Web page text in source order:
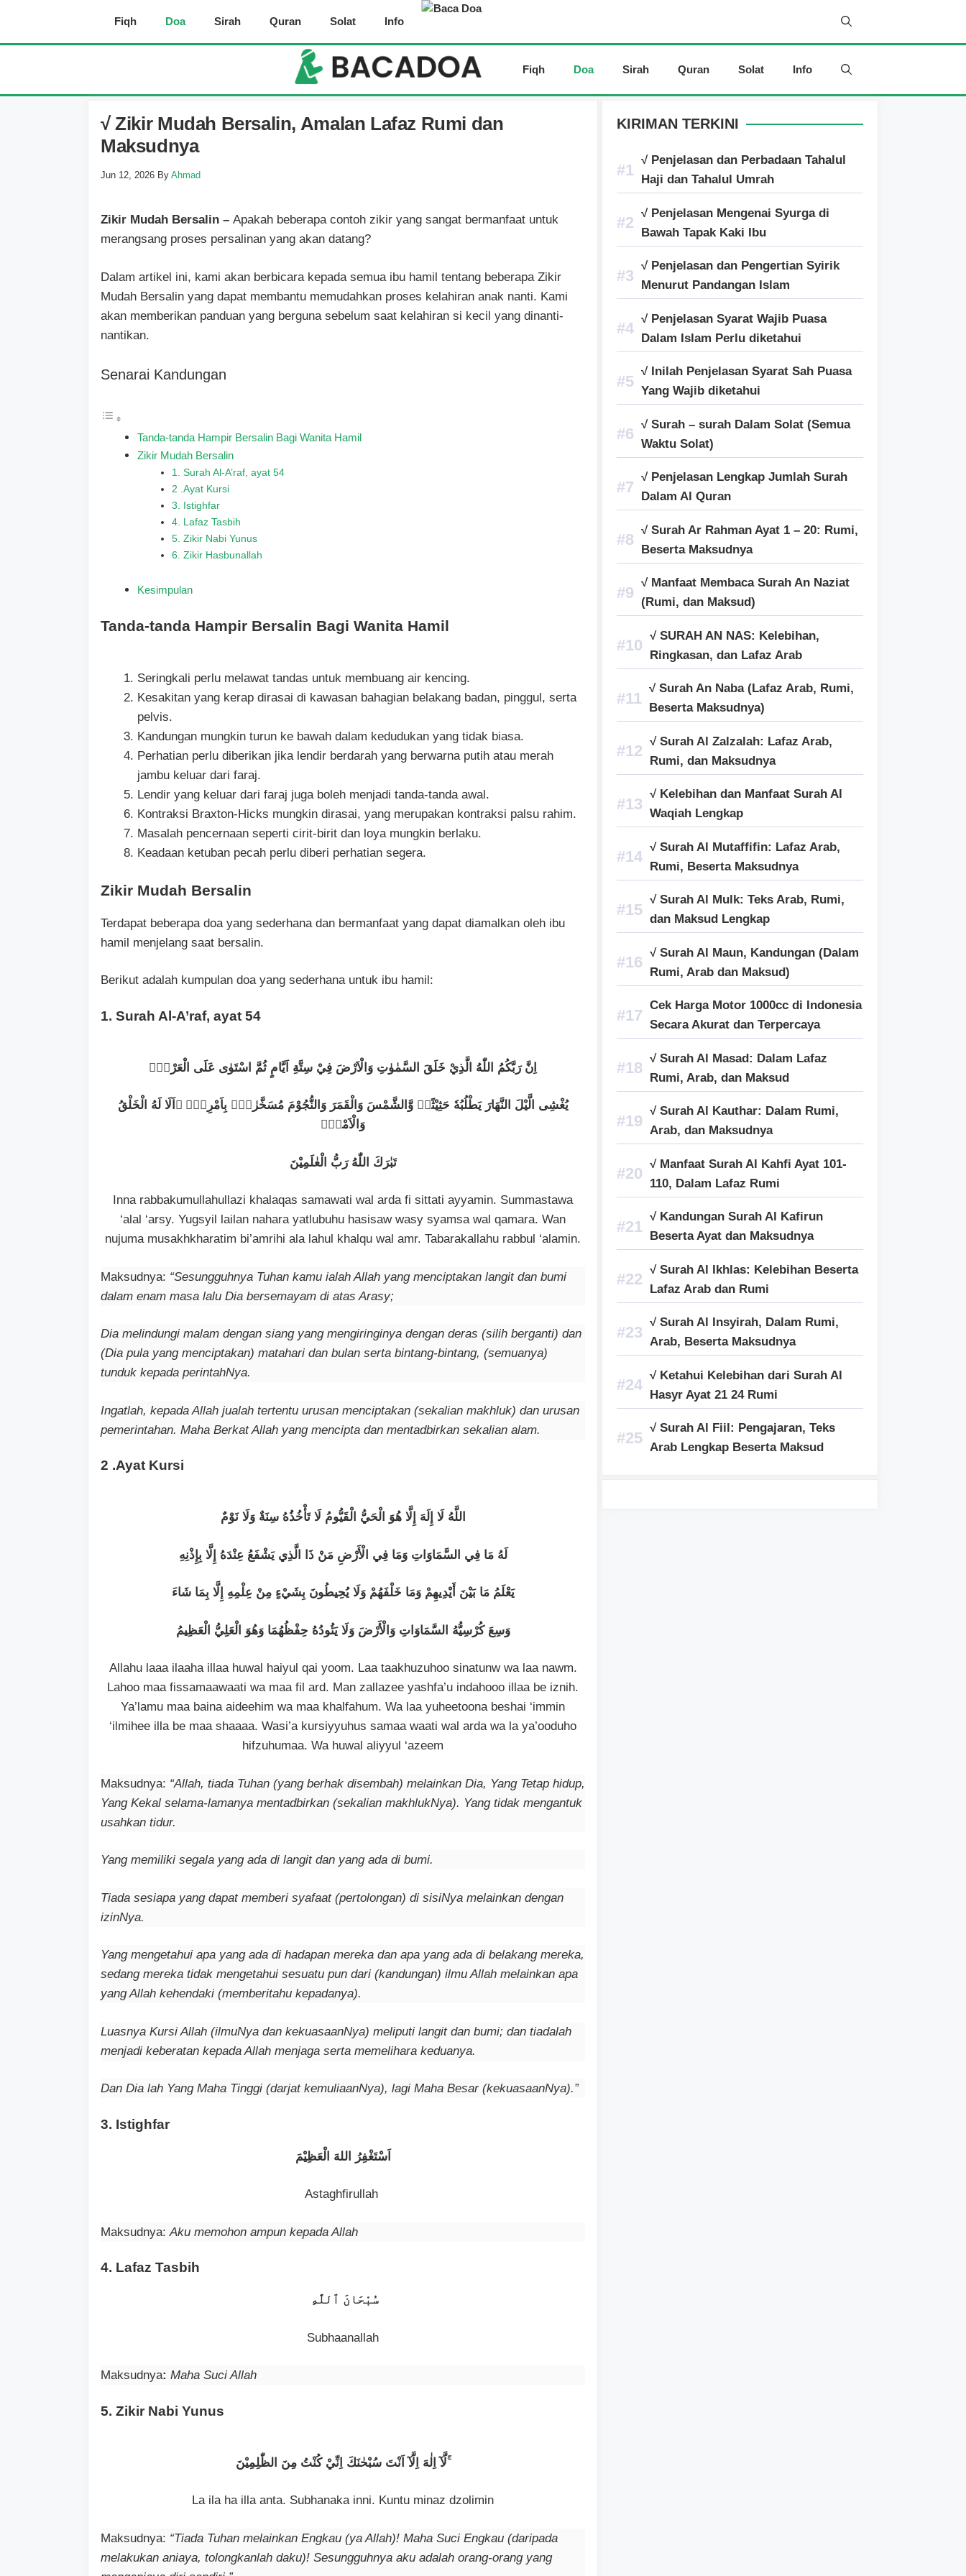
content
Fiqh Doa Sirah Quran Solat Info
Fiqh Doa Sirah Quran Solat Info
√ Zikir Mudah Bersalin, Amalan Lafaz Rumi dan
Maksudnya
Jun 12, 2026 By Ahmad
Zikir Mudah Bersalin – Apakah beberapa contoh zikir yang sangat bermanfaat untuk
merangsang proses persalinan yang akan datang?
Dalam artikel ini, kami akan berbicara kepada semua ibu hamil tentang beberapa Zikir
Mudah Bersalin yang dapat membantu memudahkan proses kelahiran anak nanti. Kami
akan memberikan panduan yang berguna sebelum saat kelahiran si kecil yang dinanti-
nantikan.
Senarai Kandungan
Tanda-tanda Hampir Bersalin Bagi Wanita Hamil
Zikir Mudah Bersalin
1. Surah Al-A’raf, ayat 54
2 .Ayat Kursi
3. Istighfar
4. Lafaz Tasbih
5. Zikir Nabi Yunus
6. Zikir Hasbunallah
Kesimpulan
Tanda-tanda Hampir Bersalin Bagi Wanita Hamil
Seringkali perlu melawat tandas untuk membuang air kencing.
Kesakitan yang kerap dirasai di kawasan bahagian belakang badan, pinggul, serta
pelvis.
Kandungan mungkin turun ke bawah dalam kedudukan yang tidak biasa.
Perhatian perlu diberikan jika lendir berdarah yang berwarna putih atau merah
jambu keluar dari faraj.
Lendir yang keluar dari faraj juga boleh menjadi tanda-tanda awal.
Kontraksi Braxton-Hicks mungkin dirasai, yang merupakan kontraksi palsu rahim.
Masalah pencernaan seperti cirit-birit dan loya mungkin berlaku.
Keadaan ketuban pecah perlu diberi perhatian segera.
Zikir Mudah Bersalin
Terdapat beberapa doa yang sederhana dan bermanfaat yang dapat diamalkan oleh ibu
hamil menjelang saat bersalin.
Berikut adalah kumpulan doa yang sederhana untuk ibu hamil:
1. Surah Al-A’raf, ayat 54
اِنَّ رَبَّكُمُ اللّٰهُ الَّذِيْ خَلَقَ السَّمٰوٰتِ وَالْاَرْضَ فِيْ سِتَّةِ اَيَّامٍ ثُمَّ اسْتَوٰى عَلَى الْعَرْشِۗ
يُغْشِى الَّيْلَ النَّهَارَ يَطْلُبُهٗ حَثِيْثًاۙ وَّالشَّمْسَ وَالْقَمَرَ وَالنُّجُوْمَ مُسَخَّرٰتٍۢ بِاَمْرِهٖٓ ۙاَلَا لَهُ الْخَلْقُ
وَالْاَمْرُۗ
تَبٰرَكَ اللّٰهُ رَبُّ الْعٰلَمِيْنَ
Inna rabbakumullahullazi khalaqas samawati wal arda fi sittati ayyamin. Summastawa
‘alal ‘arsy. Yugsyil lailan nahara yatlubuhu hasisaw wasy syamsa wal qamara. Wan
nujuma musakhkharatim bi’amrihi ala lahul khalqu wal amr. Tabarakallahu rabbul ‘alamin.
Maksudnya: “Sesungguhnya Tuhan kamu ialah Allah yang menciptakan langit dan bumi
dalam enam masa lalu Dia bersemayam di atas Arasy;
Dia melindungi malam dengan siang yang mengiringinya dengan deras (silih berganti) dan
(Dia pula yang menciptakan) matahari dan bulan serta bintang-bintang, (semuanya)
tunduk kepada perintahNya.
Ingatlah, kepada Allah jualah tertentu urusan menciptakan (sekalian makhluk) dan urusan
pemerintahan. Maha Berkat Allah yang mencipta dan mentadbirkan sekalian alam.
2 .Ayat Kursi
اللَّهُ لَا إِلَهَ إِلَّا هُوَ الْحَيُّ الْقَيُّومُ لَا تَأْخُذُهُ سِنَةٌ وَلَا نَوْمٌ
لَهُ مَا فِي السَّمَاوَاتِ وَمَا فِي الْأَرْضِ مَنْ ذَا الَّذِي يَشْفَعُ عِنْدَهُ إِلَّا بِإِذْنِهِ
يَعْلَمُ مَا بَيْنَ أَيْدِيهِمْ وَمَا خَلْفَهُمْ وَلَا يُحِيطُونَ بِشَيْءٍ مِنْ عِلْمِهِ إِلَّا بِمَا شَاءَ
وَسِعَ كُرْسِيُّهُ السَّمَاوَاتِ وَالْأَرْضَ وَلَا يَئُودُهُ حِفْظُهُمَا وَهُوَ الْعَلِيُّ الْعَظِيمُ
Allahu laaa ilaaha illaa huwal haiyul qai yoom. Laa taakhuzuhoo sinatunw wa laa nawm.
Lahoo maa fissamaawaati wa maa fil ard. Man zallazee yashfa’u indahooo illaa be iznih.
Ya’lamu maa baina aideehim wa maa khalfahum. Wa laa yuheetoona beshai ‘immin
‘ilmihee illa be maa shaaaa. Wasi’a kursiyyuhus samaa waati wal arda wa la ya’ooduho
hifzuhumaa. Wa huwal aliyyul ‘azeem
Maksudnya: “Allah, tiada Tuhan (yang berhak disembah) melainkan Dia, Yang Tetap hidup,
Yang Kekal selama-lamanya mentadbirkan (sekalian makhlukNya). Yang tidak mengantuk
usahkan tidur.
Yang memiliki segala yang ada di langit dan yang ada di bumi.
Tiada sesiapa yang dapat memberi syafaat (pertolongan) di sisiNya melainkan dengan
izinNya.
Yang mengetahui apa yang ada di hadapan mereka dan apa yang ada di belakang mereka,
sedang mereka tidak mengetahui sesuatu pun dari (kandungan) ilmu Allah melainkan apa
yang Allah kehendaki (memberitahu kepadanya).
Luasnya Kursi Allah (ilmuNya dan kekuasaanNya) meliputi langit dan bumi; dan tiadalah
menjadi keberatan kepada Allah menjaga serta memelihara keduanya.
Dan Dia lah Yang Maha Tinggi (darjat kemuliaanNya), lagi Maha Besar (kekuasaanNya).”
3. Istighfar
اَسْتَغْفِرُ اللهَ الْعَظِيْمَ
Astaghfirullah
Maksudnya:Aku memohon ampun kepada Allah
4. Lafaz Tasbih
سُبْحَانَ ٱللَّٰهِ
Subhaanallah
Maksudnya: Maha Suci Allah
5. Zikir Nabi Yunus
لَّآ اِلٰهَ اِلَّآ اَنْتَ سُبْحٰنَكَ اِنِّيْ كُنْتُ مِنَ الظّٰلِمِيْنَ ۚ
La ila ha illa anta. Subhanaka inni. Kuntu minaz dzolimin
Maksudnya: “Tiada Tuhan melainkan Engkau (ya Allah)! Maha Suci Engkau (daripada
melakukan aniaya, tolongkanlah daku)! Sesungguhnya aku adalah orang-orang yang
KIRIMAN TERKINI
√ Penjelasan dan Perbadaan Tahalul
Haji dan Tahalul Umrah
√ Penjelasan Mengenai Syurga di
Bawah Tapak Kaki Ibu
√ Penjelasan dan Pengertian Syirik
Menurut Pandangan Islam
√ Penjelasan Syarat Wajib Puasa
Dalam Islam Perlu diketahui
√ Inilah Penjelasan Syarat Sah Puasa
Yang Wajib diketahui
√ Surah – surah Dalam Solat (Semua
Waktu Solat)
√ Penjelasan Lengkap Jumlah Surah
Dalam Al Quran
√ Surah Ar Rahman Ayat 1 – 20: Rumi,
Beserta Maksudnya
√ Manfaat Membaca Surah An Naziat
(Rumi, dan Maksud)
√ SURAH AN NAS: Kelebihan,
Ringkasan, dan Lafaz Arab
√ Surah An Naba (Lafaz Arab, Rumi,
Beserta Maksudnya)
√ Surah Al Zalzalah: Lafaz Arab,
Rumi, dan Maksudnya
√ Kelebihan dan Manfaat Surah Al
Waqiah Lengkap
√ Surah Al Mutaffifin: Lafaz Arab,
Rumi, Beserta Maksudnya
√ Surah Al Mulk: Teks Arab, Rumi,
dan Maksud Lengkap
√ Surah Al Maun, Kandungan (Dalam
Rumi, Arab dan Maksud)
Cek Harga Motor 1000cc di Indonesia
Secara Akurat dan Terpercaya
√ Surah Al Masad: Dalam Lafaz
Rumi, Arab, dan Maksud
√ Surah Al Kauthar: Dalam Rumi,
Arab, dan Maksudnya
√ Manfaat Surah Al Kahfi Ayat 101-
110, Dalam Lafaz Rumi
√ Kandungan Surah Al Kafirun
Beserta Ayat dan Maksudnya
√ Surah Al Ikhlas: Kelebihan Beserta
Lafaz Arab dan Rumi
√ Surah Al Insyirah, Dalam Rumi,
Arab, Beserta Maksudnya
√ Ketahui Kelebihan dari Surah Al
Hasyr Ayat 21 24 Rumi
√ Surah Al Fiil: Pengajaran, Teks
Arab Lengkap Beserta Maksud